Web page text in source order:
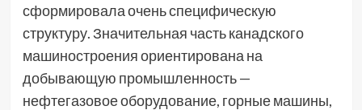
сформировала очень специфическую
структуру. Значительная часть канадского
машиностроения ориентирована на
добывающую промышленность —
нефтегазовое оборудование, горные машины,